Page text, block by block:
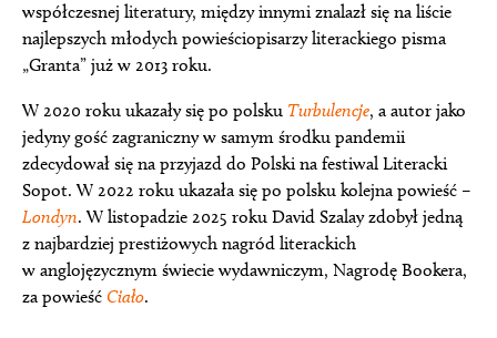
współczesnej literatury, między innymi znalazł się na liście
najlepszych młodych powieściopisarzy literackiego pisma
„Granta” już w 2013 roku.
W 2020 roku ukazały się po polsku Turbulencje, a autor jako
jedyny gość zagraniczny w samym środku pandemii
zdecydował się na przyjazd do Polski na festiwal Literacki
Sopot. W 2022 roku ukazała się po polsku kolejna powieść –
Londyn. W listopadzie 2025 roku David Szalay zdobył jedną
z najbardziej prestiżowych nagród literackich
w anglojęzycznym świecie wydawniczym, Nagrodę Bookera,
za powieść Ciało.